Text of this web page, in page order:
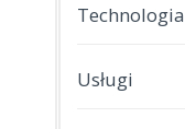
Technologia
Usługi